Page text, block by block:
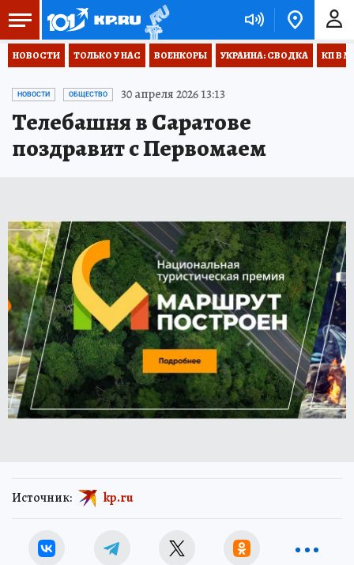
НОВОСТИ ТОЛЬКО У НАС ВОЕНКОРЫ УКРАИНА: СВОДКА КП В
НОВОСТИ ОБЩЕСТВО 30 апреля 2026 13:13
Телебашня в Саратове
поздравит с Первомаем
Источник: kp.ru